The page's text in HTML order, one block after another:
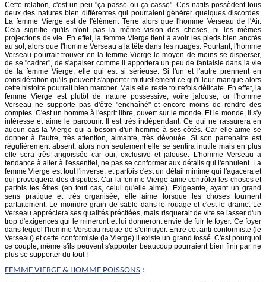
Cette relation, c'est un peu "ça passe ou ça casse". Ces natifs possèdent tous
deux des natures bien différentes qui pourraient générer quelques discordes.
La femme Vierge est de l'élément Terre alors que l'homme Verseau de l'Air.
Cela signifie qu'ils n'ont pas la même vision des choses, ni les mêmes
projections de vie. En effet, la femme Vierge tient à avoir les pieds bien ancrés
au sol, alors que l'homme Verseau a la tête dans les nuages. Pourtant, l'homme
Verseau pourrait trouver en la femme Vierge le moyen de moins se disperser,
de se "cadrer", de s'apaiser comme il apportera un peu de fantaisie dans la vie
de la femme Vierge, elle qui est si sérieuse. Si l'un et l'autre prennent en
considération qu'ils peuvent s'apporter mutuellement ce qu'il leur manque alors
cette histoire pourrait bien marcher. Mais elle reste toutefois délicate. En effet, la
femme Vierge est plutôt de nature possessive, voire jalouse, or l'homme
Verseau ne supporte pas d'être "enchaîné" et encore moins de rendre des
comptes. C'est un homme à l'esprit libre, ouvert sur le monde. Et le monde, il s'y
intéresse et aime le parcourir. Il est très indépendant. Ce qui ne rassurera en
aucun cas la Vierge qui a besoin d'un homme à ses côtés. Car elle aime se
donner à l'autre, très attention, aimante, très dévouée. Si son partenaire est
régulièrement absent, alors non seulement elle se sentira inutile mais en plus
elle sera très angoissée car oui, exclusive et jalouse. L'homme Verseau a
tendance à aller à l'essentiel, ne pas se conformer aux détails qui l'ennuient. La
femme Vierge est tout l'inverse, et parfois c'est un détail minime qui l'agacera et
qui provoquera des disputes. Car la femme Vierge aime contrôler les choses et
parfois les êtres (en tout cas, celui qu'elle aime). Exigeante, ayant un grand
sens pratique et très organisée, elle aime lorsque les choses tournent
parfaitement. Le moindre grain de sable dans le rouage et c'est le drame. Le
Verseau appréciera ses qualités précitées, mais risquerait de vite se lasser d'un
trop d'exigences qui le mineront et lui donneront envie de fuir le foyer. Ce foyer
dans lequel l'homme Verseau risque de s'ennuyer. Entre cet anti-conformiste (le
Verseau) et cette conformiste (la Vierge) il existe un grand fossé. C'est pourquoi
ce couple, même s'ils peuvent s'apporter beaucoup pourraient bien finir par ne
plus se supporter du tout !
FEMME VIERGE & HOMME POISSONS :